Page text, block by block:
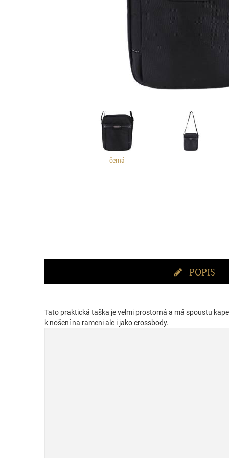
černá
POPIS
Tato praktická taška je velmi prostorná a má spoustu
k nošení na rameni ale i jako crossbody.